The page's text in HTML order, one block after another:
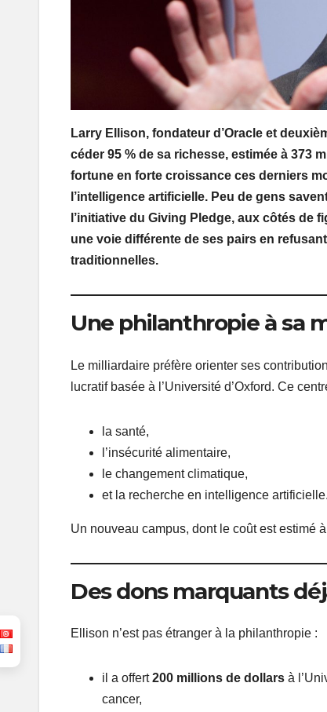
Larry Ellison, fondateur d’Oracle et
céder 95 % de sa richesse, estimée à 373
fortune en forte croissance ces derniers
l’intelligence artificielle. Peu de gens
l’initiative du Giving Pledge, aux côtés de
une voie différente de ses pairs en
traditionnelles.
Une philanthropie à sa
Le milliardaire préfère orienter ses
lucratif basée à l’Université d’Oxford. Ce
la santé,
l’insécurité alimentaire,
le changement climatique,
et la recherche en intelligence artificielle.
Un nouveau campus, dont le coût est estimé à
Des dons marquants
Ellison n’est pas étranger à la philanthropie :
il a offert200 millions de dollars à
cancer,